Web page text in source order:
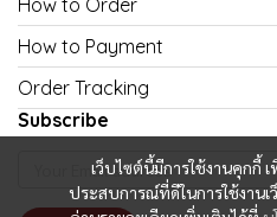
เว็บไซต์นี้มีการใช้งานคุกกี้
ประสบการณ์ที่ดีในการใช้งาน
How to Order
How to Payment
Order Tracking
Subscribe